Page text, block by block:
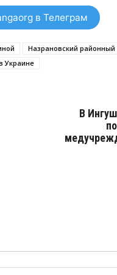
в Телеграм
Назрановский районный
Украине
В